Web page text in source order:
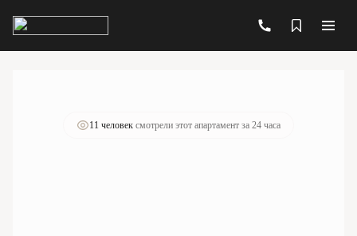
1-комнатный20.11 м 6 318 762 руб.
Ипотекаот 22 671 руб./мес.
11 человек смотрели этот апартамент за 24 часа